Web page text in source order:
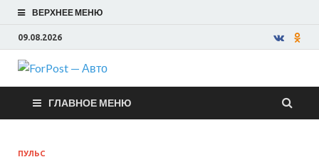
ВЕРХНЕЕ МЕНЮ
09.08.2026
ForPost —
Авто
ГЛАВНОЕ МЕНЮ
ПУЛЬС